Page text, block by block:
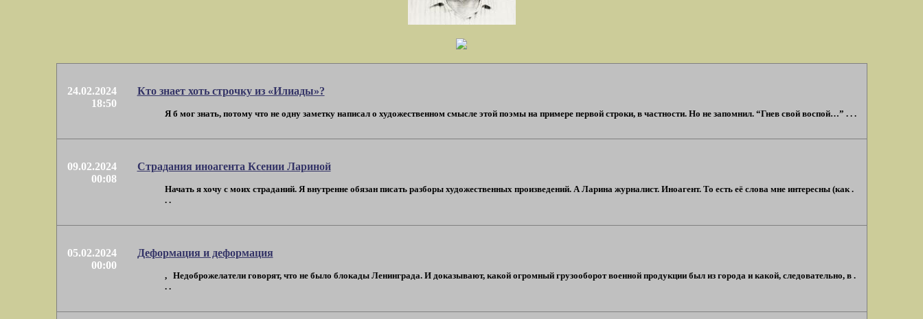
24.02.2024
18:50
Кто знает хоть строчку из «Илиады»?
Я б мог знать, потому что не одну заметку написал о художественном смысле этой поэмы на примере первой строки, в частности. Но не запомнил. “Гнев свой воспой…” . . .
09.02.2024
00:08
Страдания иноагента Ксении Лариной
Начать я хочу с моих страданий. Я внутренне обязан писать разборы художественных произведений. А Ларина журналист. Иноагент. То есть её слова мне интересны (как .
. .
05.02.2024
00:00
Деформация и деформация
, Недоброжелатели говорят, что не было блокады Ленинграда. И доказывают, какой огромный грузооборот военной продукции был из города и какой, следовательно, в .
. .